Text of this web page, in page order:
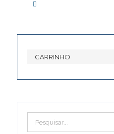
CARRINHO
Pesquisar